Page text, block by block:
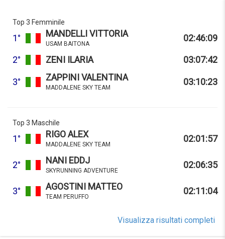
Top 3 Femminile
1° MANDELLI VITTORIA
USAM BAITONA
02:46:09
2° ZENI ILARIA 03:07:42
3° ZAPPINI VALENTINA
MADDALENE SKY TEAM
03:10:23
Top 3 Maschile
1° RIGO ALEX
MADDALENE SKY TEAM
02:01:57
2° NANI EDDJ
SKYRUNNING ADVENTURE
02:06:35
3° AGOSTINI MATTEO
TEAM PERUFFO
02:11:04
Visualizza risultati completi